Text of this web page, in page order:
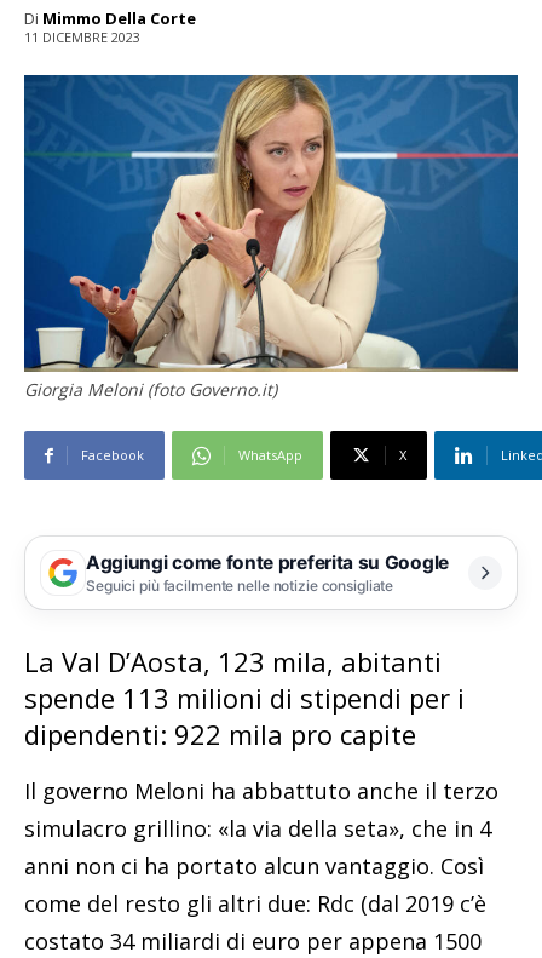
Di Mimmo Della Corte
11 DICEMBRE 2023
Giorgia Meloni (foto Governo.it)
Facebook WhatsApp X
Aggiungi come fonte preferita su Google
Seguici più facilmente nelle notizie consigliate
La Val D’Aosta, 123 mila, abitanti
spende 113 milioni di stipendi per i
dipendenti: 922 mila pro capite
Il governo Meloni ha abbattuto anche il terzo
simulacro grillino: «la via della seta», che in 4
anni non ci ha portato alcun vantaggio. Così
come del resto gli altri due: Rdc (dal 2019 c’è
costato 34 miliardi di euro per appena 1500